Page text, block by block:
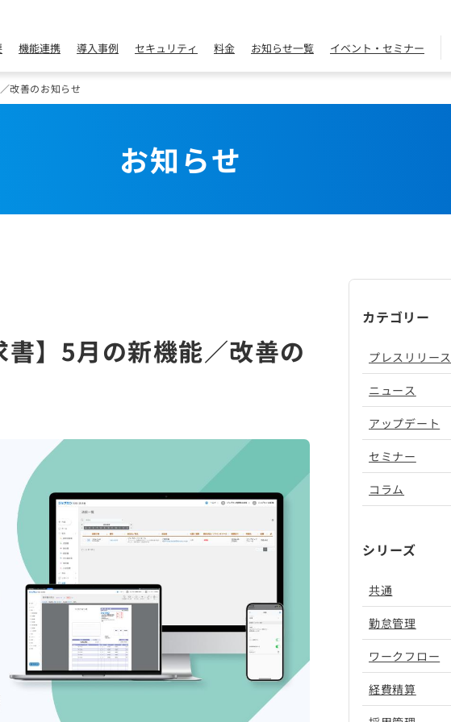
機能連携 導入事例 セキュリティ 料金 お知らせ一覧 イベント・セミナー
改善のお知らせ
お知らせ
】5月の新機能／改善の
カテゴリー
プレスリリース
ニュース
アップデート
セミナー
コラム
シリーズ
共通
勤怠管理
ワークフロー
経費精算